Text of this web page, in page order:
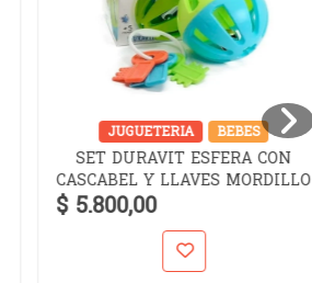
JUGUETERIA BEBES
SET DURAVIT ESFERA CON
CASCABEL Y LLAVES MORDILLO
$ 5.800,00